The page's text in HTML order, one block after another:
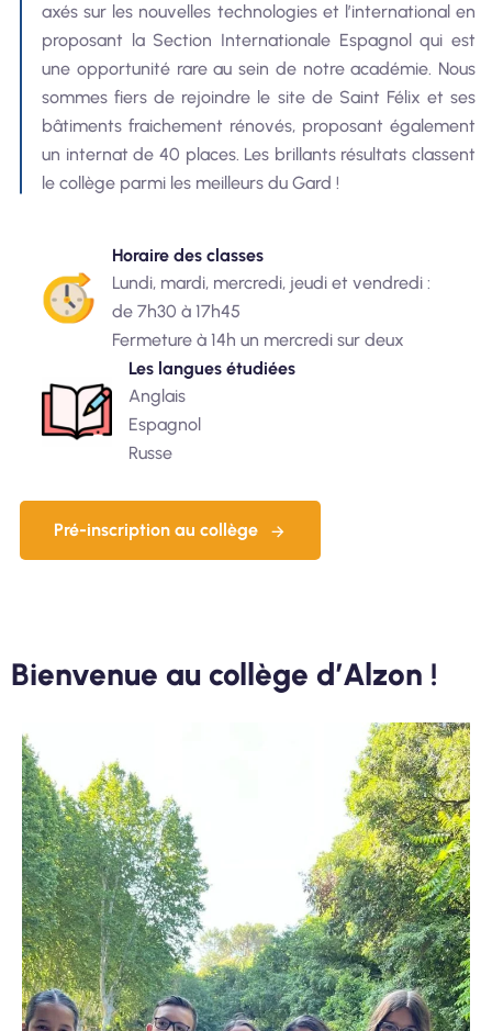
axés sur les nouvelles technologies et l’international en
proposant la Section Internationale Espagnol qui est
une opportunité rare au sein de notre académie. Nous
sommes fiers de rejoindre le site de Saint Félix et ses
bâtiments fraichement rénovés, proposant également
un internat de 40 places. Les brillants résultats classent
le collège parmi les meilleurs du Gard !
Horaire des classes
Lundi, mardi, mercredi, jeudi et vendredi :
de 7h30 à 17h45
Fermeture à 14h un mercredi sur deux
Les langues étudiées
Anglais
Espagnol
Russe
Pré-inscription au collège
Bienvenue au collège d’Alzon !